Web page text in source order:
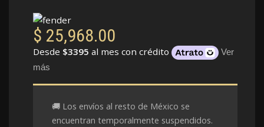
$ 25,968.00
Desde $3395 al mes con crédito
Ver
más
🚚 Los envíos al resto de México se
encuentran temporalmente suspendidos.